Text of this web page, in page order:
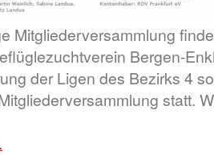
Mitgliederversammlung
Bergen-
der Ligen des Bezirks 4
statt.